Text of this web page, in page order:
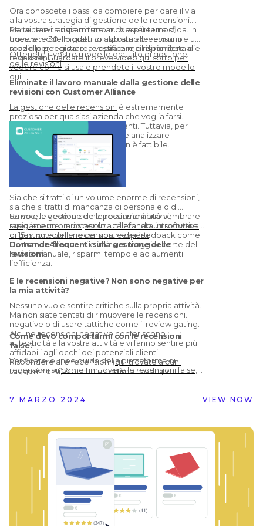
Ora conoscete i passi da compiere per dare il via
alla vostra strategia di gestione delle recensioni.
Ma tenere traccia di tutto può essere una sfida. In
questo modello gratuito abbiamo creato uno
spazio per registrare, classificare e rispondere alle
recensioni.
Per aiutarvi a risparmiare ancora più tempo,
troverete 30+ modelli di risposta alle revisioni e un
modello per creare la vostra e-mail di richiesta di
revisione.Guardate il breve video qui sotto per
vedere come si usa e prendete il vostro modello
qui.
Ottenete il vostro modello gratuito di gestione
delle revisioni
Eliminate il lavoro manuale dalla gestione delle
revisioni con Customer Alliance
La gestione delle recensioni è estremamente
preziosa per qualsiasi azienda che voglia farsi
trovare online e attirare più clienti. Tuttavia, per
molti, raccogliere, rispondere e analizzare
manualmente le recensioni non è fattibile.
Sia che si tratti di un volume enorme di recensioni,
sia che si tratti di mancanza di personale o di
tempo, la gestione delle recensioni può sembrare
rapidamente un ostacolo. Utilizzando un software
di gestione delle recensioni e dei feedback come
Customer Alliance, si elimina la maggior parte del
lavoro manuale, risparmi tempo e ad aumenti
l’efficienza.
Se volete vedere come possiamo aiutarvi,
scegliete un orario per una telefonata introduttiva
di 15 minuti con uno dei nostri esperti.
Domande frequenti sulla gestione delle
revisioni
E le recensioni negative? Non sono negative per
la mia attività?
Nessuno vuole sentire critiche sulla propria attività.
Ma non siate tentati di rimuovere le recensioni
negative o di usare tattiche come il review gating
Alcune recensioni negative conferiscono
autenticità alla vostra attività e vi fanno sentire più
affidabili agli occhi dei potenziali clienti.
Rispondere alle recensioni (qui trovate alcuni
suggerimenti) è anche un ottimo modo per
Come devo comportarmi con le recensioni
false?
Verificate le linee guida della piattaforma di
recensioni sucome rimuovere le recensioni false
falsa con una risposta ben scritta (chiarendo che
campagna di raccolta di recensioni per oscurare le
recensioni false con feedback autentici e positivi.
7 MARZO 2024 VIEW NOW